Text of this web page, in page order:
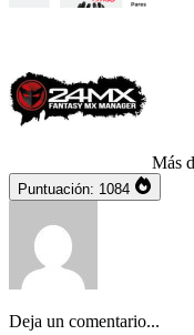
Más
Puntuación: 1084
Deja un comentario...